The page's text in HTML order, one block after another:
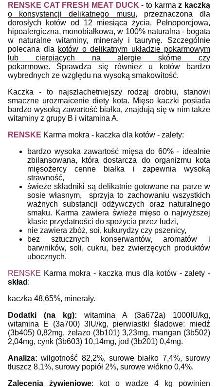
RENSKE CAT FRESH MEAT DUCK - to karmaz kaczką
o konsystencji delikatnego musu, przeznaczona dla
dorosłych kotów od 12 miesiąca życia. Pełnoporcjowa,
hipoalergiczna, monobiałkowa, w 100% naturalna - bogata
w naturalne witaminy, minerały i taurynę. Szczególnie
polecana dla kotów o delikatnym układzie pokarmowym
lub cierpiących na alergie skórne czy
pokarmowe. Sprawdza się również u kotów bardzo
wybrednych ze względu na wysoką smakowitość.
Kaczka - to najszlachetniejszy rodzaj drobiu, stanowi
smaczne urozmaicenie diety kota. Mięso kaczki posiada
bardzo wysoką zawartość białka, znajdują się w nim także
witaminy z grupy B i witamina A.
RENSKE Karma mokra - kaczka dla kotów - zalety:
bardzo wysoka zawartość mięsa do 60%- idealnie
zbilansowana, któradostarcza do organizmu kota
mięsożercy
cenne białka i zapewnia wysoką
strawność,
świeże składniki są delikatnie gotowane na parze w
sosie własnym,
sprzyja to zachowaniu wszystkich
ważnych substancji odżywczych oraz naturalnego
smaku. Karma zawiera świeże mięso o najwyższej
klasie przydatności do spożycia przez ludzi,
nie zawiera zbóż, soi, kukurydzy czy pszenicy,
bez sztucznych konserwantów, aromatów i
barwników, soli, cukru, bez zwierzęcych produktów
ubocznych.
RENSKE Karma mokra - kaczka mus dla kotów - zalety -
skład :
kaczka 48,65%, minerały.
Dodatki (na kg): witamina A (3a672a) 1000IU/kg,
witamina E (3a700) 3IU/kg, pierwiastki śladowe: miedź
(3b405) 0,82mg, żelazo (3b101) 3,23mg, mangan (3b502)
2,04mg, cynk (3b603) 10,14mg, jod (3b201) 0,4mg.
Analiza:wilgotność 82,2%, surowe białko 7,4%, surowy
tłuszcz 8,1%, surowy popiół 2%, surowe włókno 0,4%.
Zalecenia żywieniowe: kot o wadze 4 kg powinien